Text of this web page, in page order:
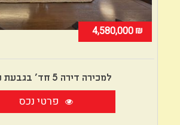
4,580,000 ₪
למכירה דירה 5 חד' בגבעת שמואל
פרטי נכס